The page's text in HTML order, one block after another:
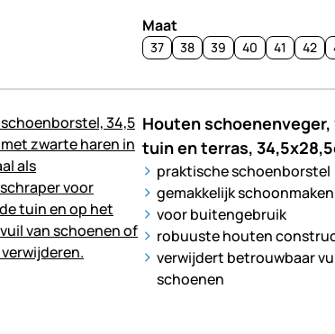
Maat
37 38 39 40 41 42
Houten
tuin en terras,
praktische schoenborstel
gemakkelijk
voor buitengebruik
robuuste houten
verwijdert betrouwbaar
schoenen